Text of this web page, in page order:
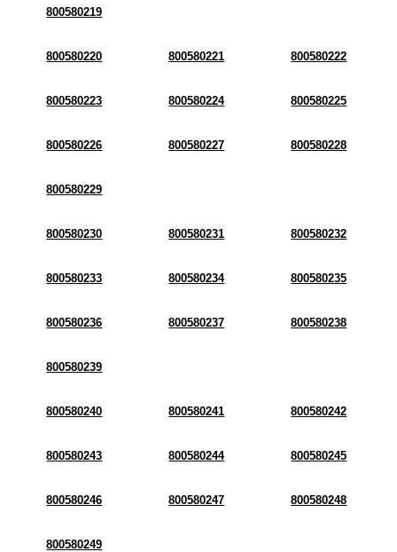
800580219
800580220 800580221 800580222
800580223 800580224 800580225
800580226 800580227 800580228
800580229
800580230 800580231 800580232
800580233 800580234 800580235
800580236 800580237 800580238
800580239
800580240 800580241 800580242
800580243 800580244 800580245
800580246 800580247 800580248
800580249